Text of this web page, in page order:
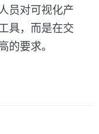
员对可视化产
具，而是在交
的要求。